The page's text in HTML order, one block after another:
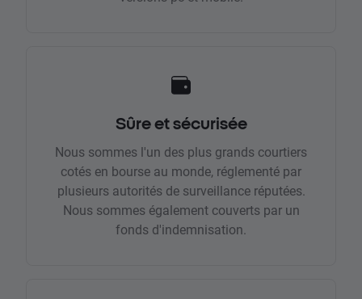
Sûre et sécurisée
Nous sommes l'un des plus grands courtiers
cotés en bourse au monde, réglementé par
plusieurs autorités de surveillance réputées.
Nous sommes également couverts par un
fonds d'indemnisation.